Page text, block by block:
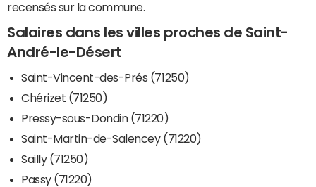
recensés sur la commune.
Salaires dans les villes proches de Saint-
André-le-Désert
Saint-Vincent-des-Prés (71250)
Chérizet (71250)
Pressy-sous-Dondin (71220)
Saint-Martin-de-Salencey (71220)
Sailly (71250)
Passy (71220)